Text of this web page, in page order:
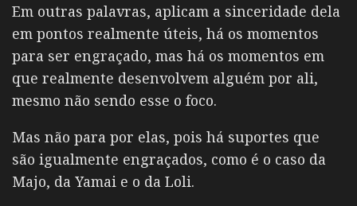
Em outras palavras, aplicam a sinceridade dela
em pontos realmente úteis, há os momentos
para ser engraçado, mas há os momentos em
que realmente desenvolvem alguém por ali,
mesmo não sendo esse o foco.
Mas não para por elas, pois há suportes que
são igualmente engraçados, como é o caso da
Majo, da Yamai e o da Loli.